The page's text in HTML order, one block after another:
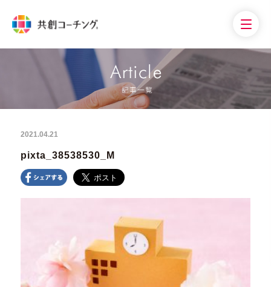
2021.04.21
pixta_38538530_M